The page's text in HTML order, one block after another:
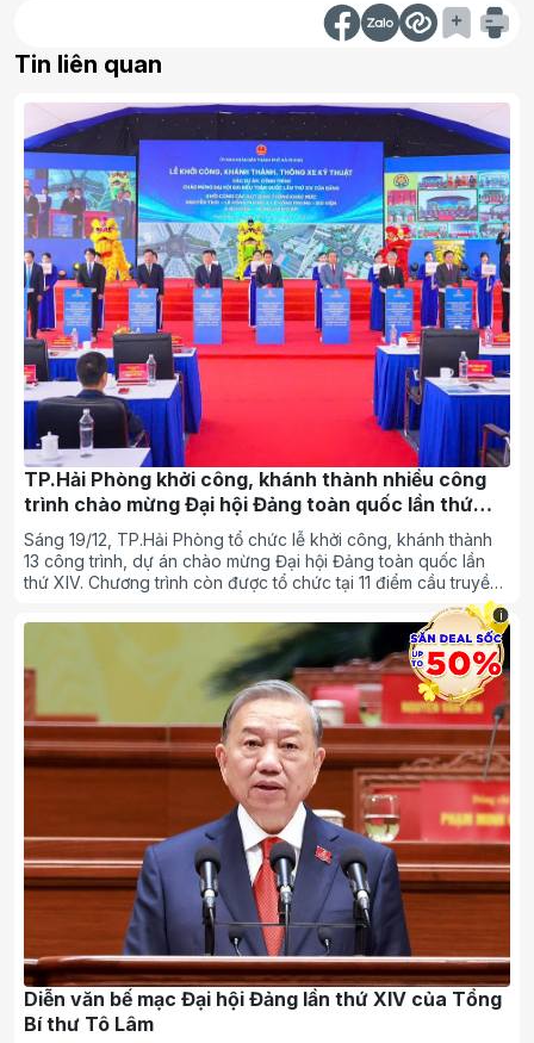
Tin liên quan
TP.Hải Phòng khởi công, khánh thành nhiều công
trình chào mừng Đại hội Đảng toàn quốc lần thứ
XIV
Sáng 19/12, TP.Hải Phòng tổ chức lễ khởi công, khánh thành
13 công trình, dự án chào mừng Đại hội Đảng toàn quốc lần
thứ XIV. Chương trình còn được tổ chức tại 11 điểm cầu truyền
Diễn văn bế mạc Đại hội Đảng lần thứ XIV của Tổng
Bí thư Tô Lâm
i